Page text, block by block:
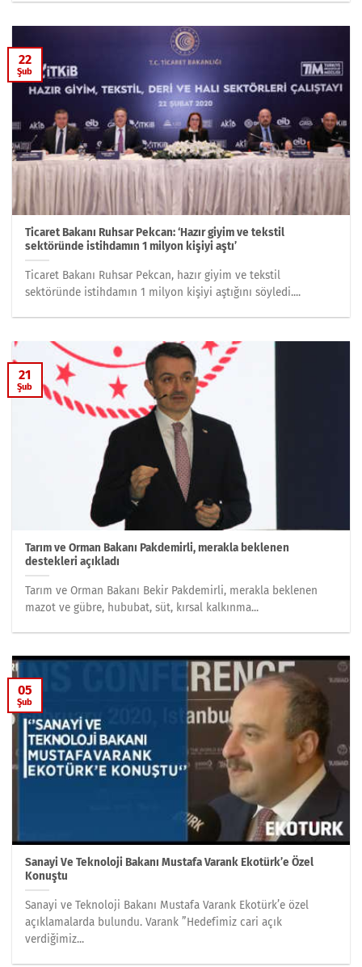
Ticaret Bakanı Ruhsar Pekcan: ‘Hazır giyim ve tekstil
sektöründe istihdamın 1 milyon kişiyi aştı’
Ticaret Bakanı Ruhsar Pekcan, hazır giyim ve tekstil
sektöründe istihdamın 1 milyon kişiyi aştığını söyledi....
22
Şub
Tarım ve Orman Bakanı Pakdemirli, merakla beklenen
destekleri açıkladı
Tarım ve Orman Bakanı Bekir Pakdemirli, merakla beklenen
mazot ve gübre, hububat, süt, kırsal kalkınma...
21
Şub
Sanayi Ve Teknoloji Bakanı Mustafa Varank Ekotürk’e Özel
Konuştu
Sanayi ve Teknoloji Bakanı Mustafa Varank Ekotürk’e özel
açıklamalarda bulundu. Varank ”Hedefimiz cari açık
verdiğimiz...
05
Şub